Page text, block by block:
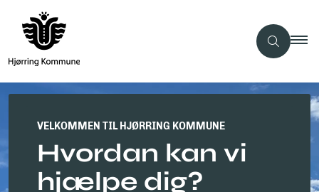
VELKOMMEN TIL HJØRRING KOMMUNE
Hvordan kan vi
hjælpe dig?